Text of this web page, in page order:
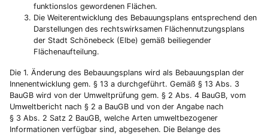
funktionslos gewordenen Flächen.
Die Weiterentwicklung des Bebauungsplans entsprechend den
Darstellungen des rechtswirksamen Flächennutzungsplans
der Stadt Schönebeck (Elbe) gemäß beiliegender
Flächenaufteilung.
Die 1. Änderung des Bebauungsplans wird als Bebauungsplan der
Innenentwicklung gem. § 13 a durchgeführt. Gemäß § 13 Abs. 3
BauGB wird von der Umweltprüfung gem. § 2 Abs. 4 BauGB, vom
Umweltbericht nach § 2 a BauGB und von der Angabe nach
§ 3 Abs. 2 Satz 2 BauGB, welche Arten umweltbezogener
Informationen verfügbar sind, abgesehen. Die Belange des